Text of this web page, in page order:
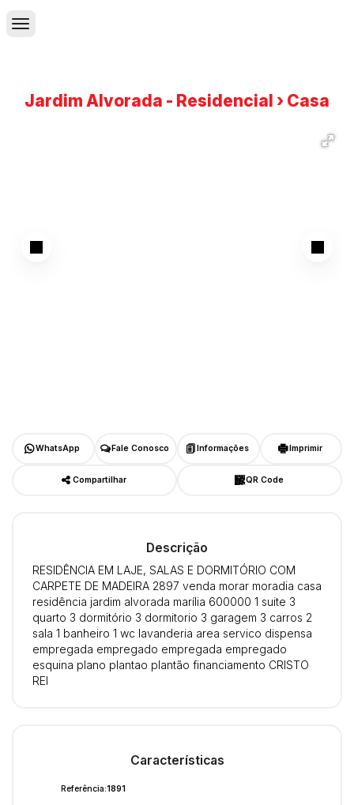
Jardim Alvorada - Residencial › Casa
WhatsApp Fale Conosco Informações Imprimir
Compartilhar QR Code
Descrição
RESIDÊNCIA EM LAJE, SALAS E DORMITÓRIO COM
CARPETE DE MADEIRA 2897 venda morar moradia casa
residência jardim alvorada marília 600000 1 suite 3
quarto 3 dormitório 3 dormitorio 3 garagem 3 carros 2
sala 1 banheiro 1 wc lavanderia area servico dispensa
empregada empregado empregada empregado
esquina plano plantao plantão financiamento CRISTO
REI
Características
Referência:1891